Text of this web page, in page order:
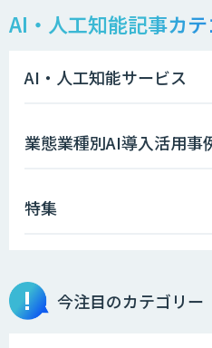
AI・人工知能記事カ
AI・人工知能サービス
業態業種別AI導入活用事
特集
今注目のカテゴリー